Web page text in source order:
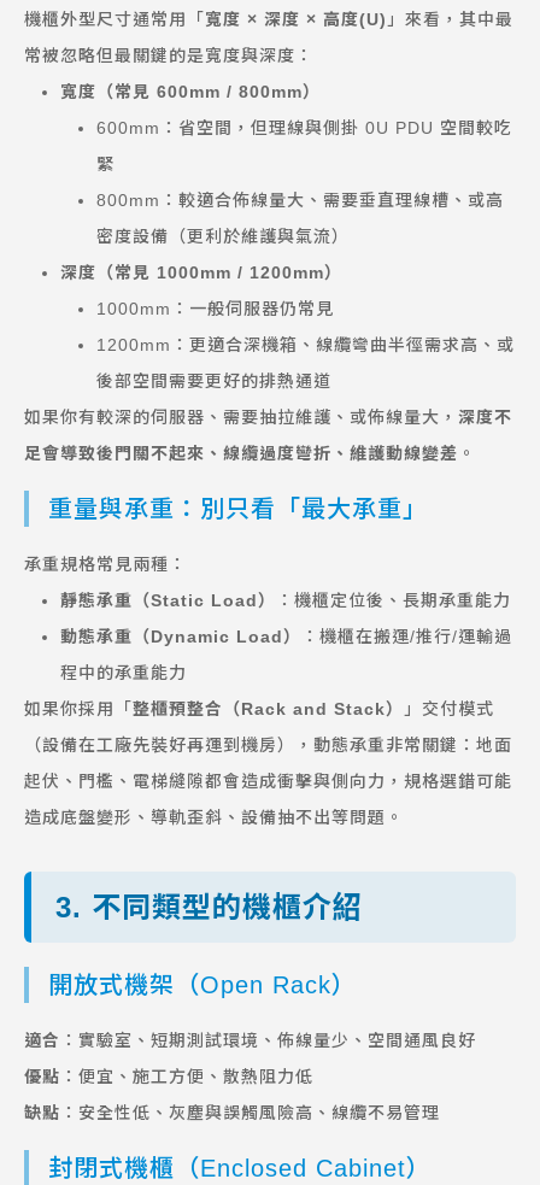
機櫃外型尺寸通常用「 寬度 × 深度 × 高度(U) 」來看，其中最
常被忽略但最關鍵的是寬度與深度：
寬度（常見 600mm / 800mm）
600mm：省空間，但理線與側掛 0U PDU 空間較吃
緊
800mm：較適合佈線量大、需要垂直理線槽、或高
密度設備（更利於維護與氣流）
深度（常見 1000mm / 1200mm）
1000mm：一般伺服器仍常見
1200mm：更適合深機箱、線纜彎曲半徑需求高、或
後部空間需要更好的排熱通道
如果你有較深的伺服器、需要抽拉維護、或佈線量大， 深度不
足會導致後門關不起來、線纜過度彎折、維護動線變差 。
重量與承重：別只看「最大承重」
承重規格常見兩種：
靜態承重（Static Load）
：機櫃定位後、長期承重能力
動態承重（Dynamic Load）
：機櫃在搬運/推行/運輸過
程中的承重能力
如果你採用「 整櫃預整合（Rack and Stack）
」交付模式
（設備在工廠先裝好再運到機房），動態承重非常關鍵：地面
起伏、門檻、電梯縫隙都會造成衝擊與側向力，規格選錯可能
造成底盤變形、導軌歪斜、設備抽不出等問題。
3. 不同類型的機櫃介紹
開放式機架（Open Rack）
適合 ：實驗室、短期測試環境、佈線量少、空間通風良好
優點 ：便宜、施工方便、散熱阻力低
缺點 ：安全性低、灰塵與誤觸風險高、線纜不易管理
封閉式機櫃（Enclosed Cabinet）